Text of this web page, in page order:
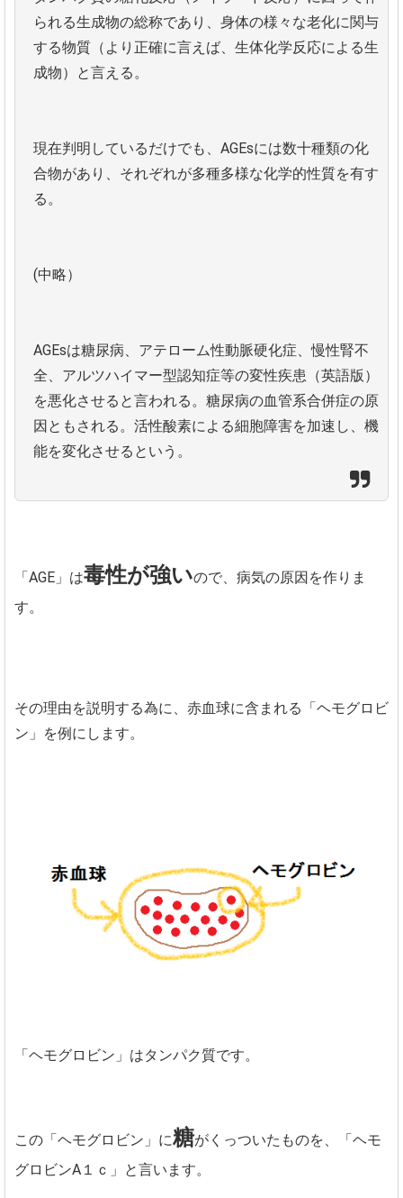
られる生成物の総称であり、身体の様々な老化に関与
する物質（より正確に言えば、生体化学反応による生
成物）と言える。
現在判明しているだけでも、AGEsには数十種類の化
合物があり、それぞれが多種多様な化学的性質を有す
る。
(中略）
AGEsは糖尿病、アテローム性動脈硬化症、慢性腎不
全、アルツハイマー型認知症等の変性疾患（英語版）
を悪化させると言われる。糖尿病の血管系合併症の原
因ともされる。活性酸素による細胞障害を加速し、機
能を変化させるという。
「AGE」は毒性が強いので、病気の原因を作りま
す。
その理由を説明する為に、赤血球に含まれる「ヘモグロビ
ン」を例にします。
「ヘモグロビン」はタンパク質です。
この「ヘモグロビン」に糖がくっついたものを、「ヘモ
グロビンA１ｃ」と言います。